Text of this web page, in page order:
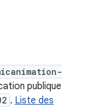
publique
. Liste des